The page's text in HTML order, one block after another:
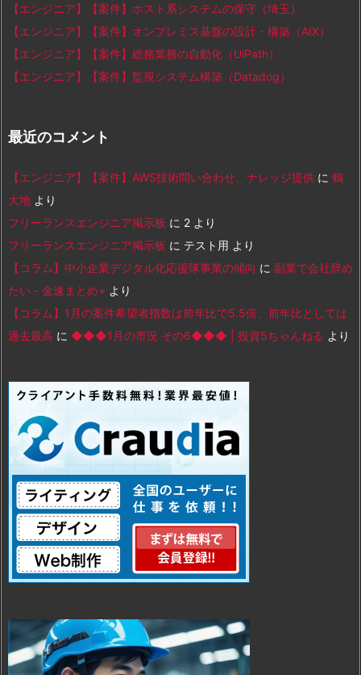
【エンジニア】【案件】ホスト系システムの保守（埼玉）
【エンジニア】【案件】オンプレミス基盤の設計・構築（AIX）
【エンジニア】【案件】総務業務の自動化（UiPath）
【エンジニア】【案件】監視システム構築（Datadog）
最近のコメント
【エンジニア】【案件】AWS技術問い合わせ、ナレッジ提供 に 鶴
大地 より
フリーランスエンジニア掲示板 に 2 より
フリーランスエンジニア掲示板 に テスト用 より
【コラム】中小企業デジタル化応援隊事業の傾向 に 副業で会社辞め
たい - 金速まとめ+ より
【コラム】1月の案件希望者指数は前年比で5.5倍、前年比としては
過去最高 に ◆◆◆1月の市況 その6◆◆◆ | 投資5ちゃんねる より